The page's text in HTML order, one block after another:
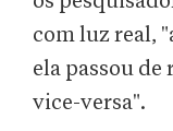
com luz real,
ela passou
vice-versa".